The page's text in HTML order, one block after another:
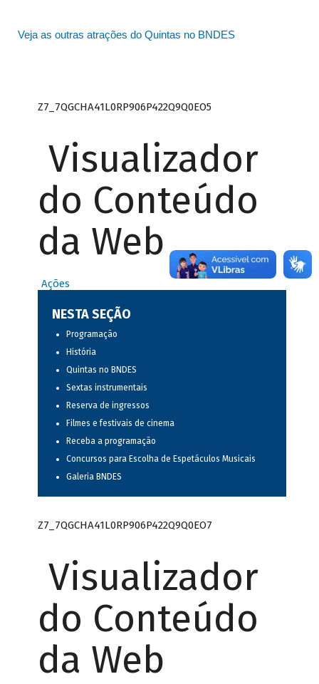
Veja as outras atrações do Quintas no BNDES
Z7_7QGCHA41L0RP906P422Q9Q0EO5
Visualizador
do Conteúdo
da Web
Ações
NESTA SEÇÃO
Programação
História
Quintas no BNDES
Sextas instrumentais
Reserva de ingressos
Filmes e festivais de cinema
Receba a programação
Concursos para Escolha de Espetáculos Musicais
Galeria BNDES
Z7_7QGCHA41L0RP906P422Q9Q0EO7
Visualizador
do Conteúdo
da Web